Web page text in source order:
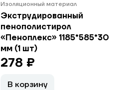
Изоляционный материал
Экструдированный
пенополистирол
«Пеноплекс» 1185*585*30
мм (1 шт)
278 ₽
В корзину